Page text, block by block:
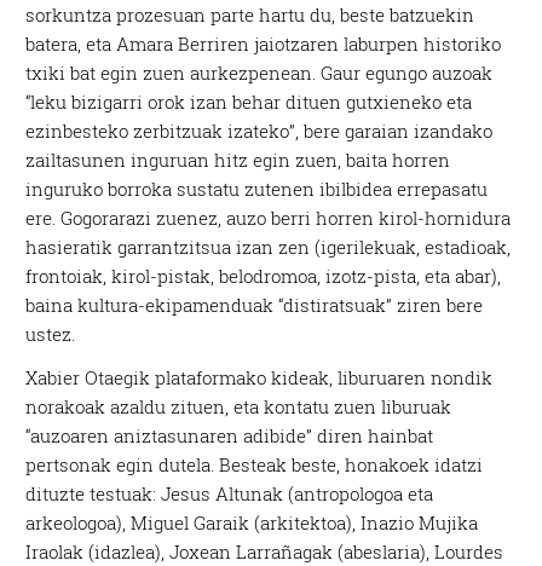
sorkuntza prozesuan parte hartu du, beste batzuekin
batera, eta Amara Berriren jaiotzaren laburpen historiko
txiki bat egin zuen aurkezpenean. Gaur egungo auzoak
“leku bizigarri orok izan behar dituen gutxieneko eta
ezinbesteko zerbitzuak izateko”, bere garaian izandako
zailtasunen inguruan hitz egin zuen, baita horren
inguruko borroka sustatu zutenen ibilbidea errepasatu
ere. Gogorarazi zuenez, auzo berri horren kirol-hornidura
hasieratik garrantzitsua izan zen (igerilekuak, estadioak,
frontoiak, kirol-pistak, belodromoa, izotz-pista, eta abar),
baina kultura-ekipamenduak “distiratsuak” ziren bere
ustez.
Xabier Otaegik plataformako kideak, liburuaren nondik
norakoak azaldu zituen, eta kontatu zuen liburuak
“auzoaren aniztasunaren adibide” diren hainbat
pertsonak egin dutela. Besteak beste, honakoek idatzi
dituzte testuak: Jesus Altunak (antropologoa eta
arkeologoa), Miguel Garaik (arkitektoa), Inazio Mujika
Iraolak (idazlea), Joxean Larrañagak (abeslaria), Lourdes